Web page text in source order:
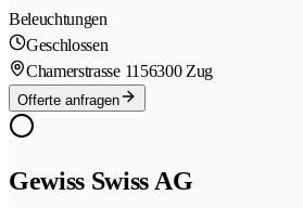
Beleuchtungen
Geschlossen
Chamerstrasse 1156300 Zug
Offerte anfragen
Gewiss Swiss AG